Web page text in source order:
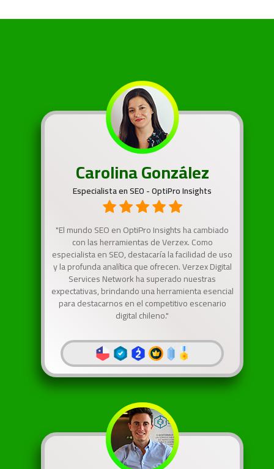
Carolina González
Especialista en SEO - OptiPro Insights
"El mundo SEO en OptiPro Insights ha cambiado
con las herramientas de Verzex. Como
especialista en SEO, destacaría la facilidad de uso
y la profunda analítica que ofrecen. Verzex Digital
Services Network ha superado nuestras
expectativas, brindando una herramienta esencial
para destacarnos en el competitivo escenario
digital chileno."